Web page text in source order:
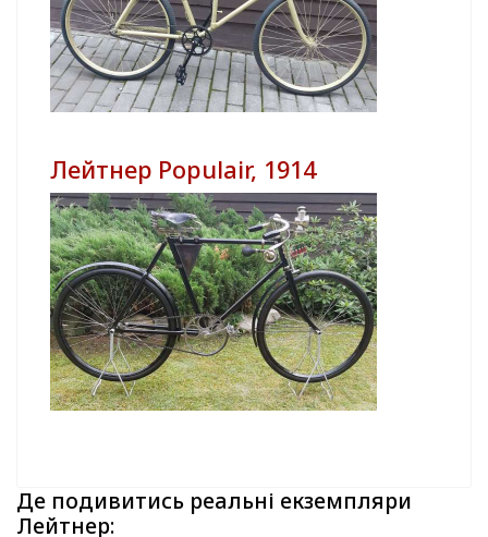
Лейтнер Populair, 1914
Де подивитись реальні екземпляри
Лейтнер: